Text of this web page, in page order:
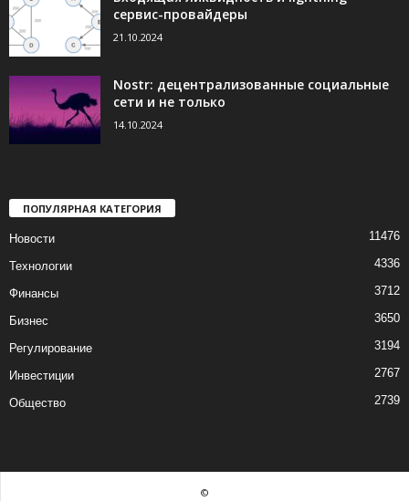
сервис-провайдеры
21.10.2024
Nostr: децентрализованные социальные
сети и не только
14.10.2024
ПОПУЛЯРНАЯ КАТЕГОРИЯ
Новости 11476
Технологии 4336
Финансы 3712
Бизнес 3650
Регулирование 3194
Инвестиции 2767
Общество 2739
©